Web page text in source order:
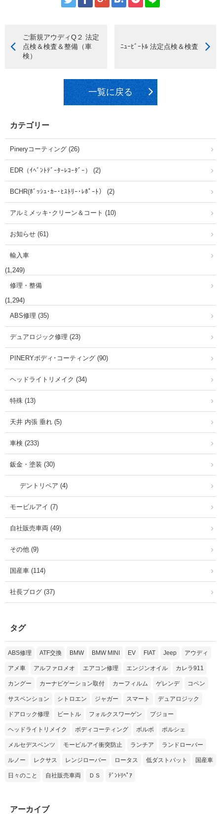
ご新規アウディQ２ 法定
点検＆検査＆整備（車
検）
ﾆｭｰﾋﾞｰﾄﾙ 法定点検＆検査
一覧に戻る
カテゴリー
Pineryコーティング (26)
EDR（ｲﾍﾞﾝﾄﾃﾞｰﾀｰﾚｺｰﾀﾞｰ） (2)
BCHR(ﾎﾞｯｼｭ･ｶｰ･ﾋｽﾄﾘｰ･ﾚﾎﾟｰﾄ） (2)
アルミメッキ･クリーン＆コート (10)
お知らせ (61)
輸入車
(1,249)
修理・整備
(1,294)
ABS修理 (35)
デュアロジック修理 (23)
PINERYボディ･コーティング (90)
ヘッドライトリメイク (34)
特殊 (13)
天井 内張 垂れ (5)
車検 (233)
鈑金・塗装 (30)
デントリペア (4)
モービルアイ (7)
自社販売車両 (49)
その他 (9)
国産車 (114)
社長ブログ (37)
タグ
ABS修理 ATF交換 BMW BMW MINI EV FIAT Jeep アウディ
アメ車 アルファロメオ エアコン修理 エンジンオイル カレラ911
カングー カーナビゲーション取付 カーフィルム ゲレンデ コペン
サスペンション シトロエン ジャガー スマート デュアロジック
ドアロック修理 ビートル フォルクスワーゲン プジョー
ヘッドライトリメイク ボディコーティング ボルボ ポルシェ
メルセデスベンツ モービルアイ衝突防止 ランチア ランドローバー
ルノー レクサス レンジローバー ロータス 低ダストパット 国産車
日々のこと 自社販売車両 ＤＳ ﾃﾞﾝﾄﾘﾍﾟｱ
アーカイブ